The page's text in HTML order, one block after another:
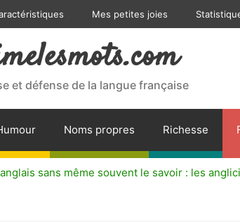
Mes petites joies
et défense de la langue française
Noms propres Richesse
sans même souvent le savoir : les